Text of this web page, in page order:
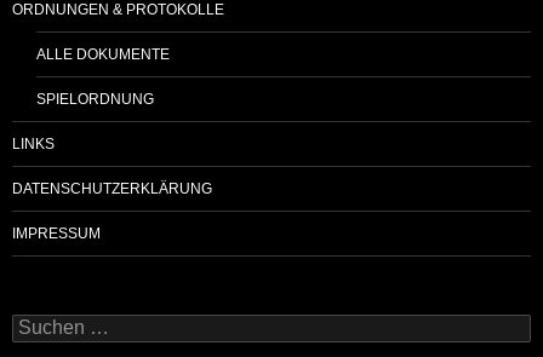
ORDNUNGEN & PROTOKOLLE
ALLE DOKUMENTE
SPIELORDNUNG
LINKS
DATENSCHUTZERKLÄRUNG
IMPRESSUM
Suchen
nach: